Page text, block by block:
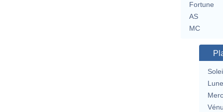
Fortune
AS
MC
Lune